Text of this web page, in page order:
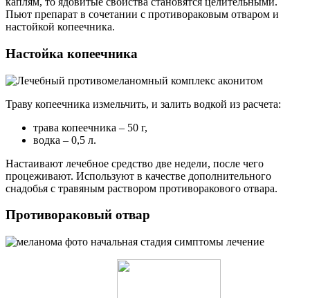
Пьют препарат в сочетании с противораковым отваром и
настойкой копеечника.
Настойка копеечника
Траву копеечника измельчить, и залить водкой из расчета:
трава копеечника – 50 г,
водка – 0,5 л.
Настаивают лечебное средство две недели, после чего
процеживают. Используют в качестве дополнительного
снадобья с травяным раствором противоракового отвара.
Противораковый отвар